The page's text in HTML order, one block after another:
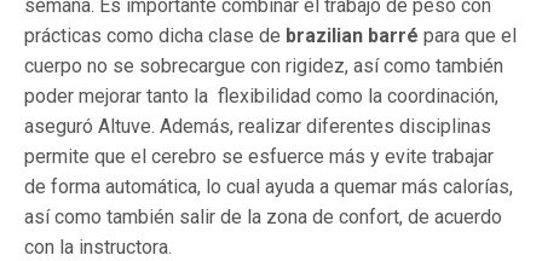
semana. Es importante combinar el trabajo de peso con
prácticas como dicha clase de brazilian barré para que el
cuerpo no se sobrecargue con rigidez, así como también
poder mejorar tanto la flexibilidad como la coordinación,
aseguró Altuve. Además, realizar diferentes disciplinas
permite que el cerebro se esfuerce más y evite trabajar
de forma automática, lo cual ayuda a quemar más calorías,
así como también salir de la zona de confort, de acuerdo
con la instructora.